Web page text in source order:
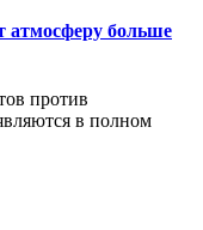
атмосферу больше
против
в полном